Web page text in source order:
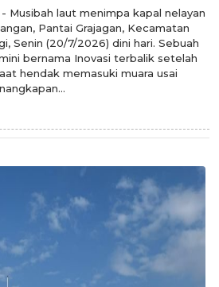
Musibah laut menimpa kapal nelayan
Pantai Grajagan, Kecamatan
Senin (20/7/2026) dini hari. Sebuah
bernama Inovasi terbalik setelah
hendak memasuki muara usai